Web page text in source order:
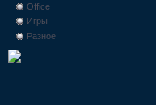
Office
Игры
Разное